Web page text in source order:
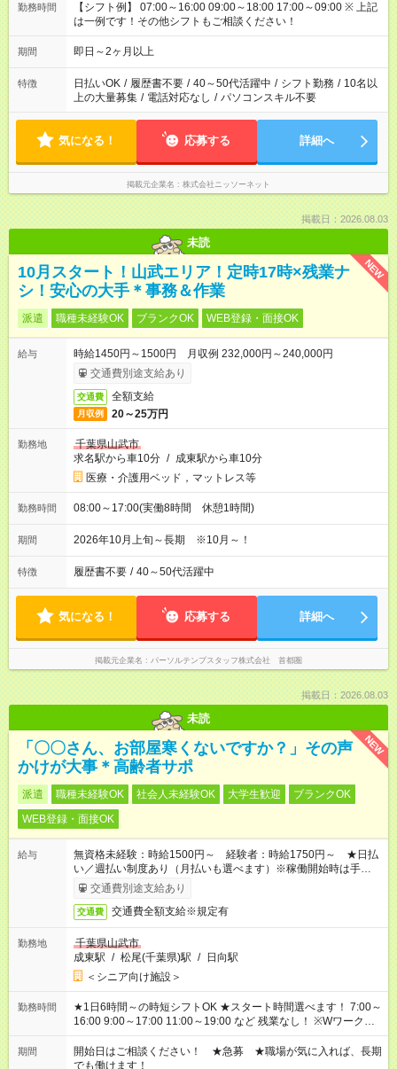
勤務時間
【シフト例】 07:00～16:00 09:00～18:00 17:00～09:00 ※ 上記
は一例です！その他シフトもご相談ください！
期間 即日～2ヶ月以上
特徴 日払いOK / 履歴書不要 / 40～50代活躍中 / シフト勤務 / 10名以
上の大量募集 / 電話対応なし / パソコンスキル不要
気になる！ 応募する 詳細へ
掲載元企業名 株式会社ニッソーネット
掲載日：2026.08.03
未読
NEW
10月スタート！山武エリア！定時17時×残業ナ
シ！安心の大手＊事務＆作業
派遣 職種未経験OK ブランクOK WEB登録・面接OK
給与
時給1450円～1500円 月収例 232,000円～240,000円
交通費別途支給あり
交通費 全額支給
月収例 20～25万円
勤務地
千葉県山武市
求名駅から車10分 / 成東駅から車10分
医療・介護用ベッド，マットレス等
勤務時間 08:00～17:00(実働8時間 休憩1時間)
期間 2026年10月上旬～長期 ※10月～！
特徴 履歴書不要 / 40～50代活躍中
気になる！ 応募する 詳細へ
掲載元企業名 パーソルテンプスタッフ株式会社 首都圏
掲載日：2026.08.03
未読
NEW
「〇〇さん、お部屋寒くないですか？」その声
かけが大事＊高齢者サポ
派遣 職種未経験OK 社会人未経験OK 大学生歓迎
ブランクOK
WEB登録・面接OK
給与
無資格未経験：時給1500円～ 経験者：時給1750円～ ★日払
い／週払い制度あり（月払いも選べます）※稼働開始時は手続き
完了次第のお支払いとなります。
交通費別途支給あり
交通費 交通費全額支給※規定有
勤務地
千葉県山武市
成東駅 / 松尾(千葉県)駅 / 日向駅
＜シニア向け施設＞
勤務時間
★1日6時間～の時短シフトOK ★スタート時間選べます！ 7:00～
16:00 9:00～17:00 11:00～19:00 など 残業なし！ ※Wワークの
場合、他のお仕事と合わせ週40時間超の就業はご案内できませ
ん ※法令に基づき、週20時間以上勤務は社会保険への加入対象
となります ※労働者派遣法（日雇い派遣の原則禁止）により、
期間
開始日はご相談ください！ ★急募 ★職場が気に入れば、長期
でも働けます！